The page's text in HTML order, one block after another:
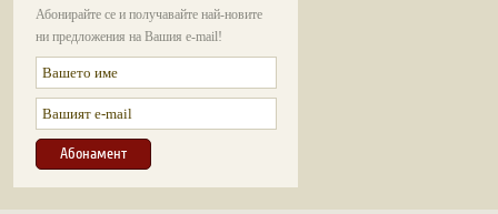
Абонирайте се и получавайте най-новите
ни предложения на Вашия e-mail!